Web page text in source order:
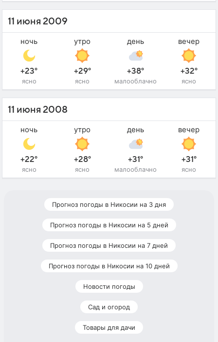
11 июня 2009
ночь
+23°
ясно
утро
+29°
ясно
день
+38°
малооблачно
вечер
+32°
ясно
11 июня 2008
ночь
+22°
ясно
утро
+28°
ясно
день
+31°
малооблачно
вечер
+31°
ясно
Прогноз погоды в Никосии на 3 дня
Прогноз погоды в Никосии на 5 дней
Прогноз погоды в Никосии на 7 дней
Прогноз погоды в Никосии на 10 дней
Новости погоды
Сад и огород
Товары для дачи